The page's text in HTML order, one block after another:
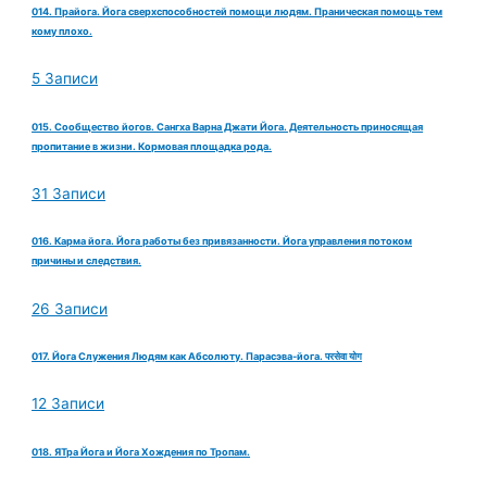
014. Прайога. Йога сверхспособностей помощи людям. Праническая помощь тем
кому плохо.
5 Записи
015. Сообщество йогов. Сангха Варна Джати Йога. Деятельность приносящая
пропитание в жизни. Кормовая площадка рода.
31 Записи
016. Карма йога. Йога работы без привязанности. Йога управления потоком
причины и следствия.
26 Записи
017. Йога Служения Людям как Абсолюту. Парасэва-йога. परसेवा योग
12 Записи
018. ЯТра Йога и Йога Хождения по Тропам.